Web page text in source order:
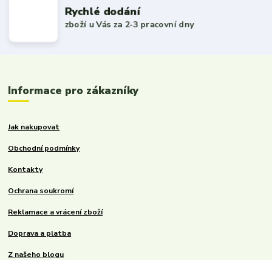
Rychlé dodání
zboží u Vás za 2-3 pracovní dny
Informace pro zákazníky
Jak nakupovat
Obchodní podmínky
Kontakty
Ochrana soukromí
Reklamace a vrácení zboží
Doprava a platba
Z našeho blogu